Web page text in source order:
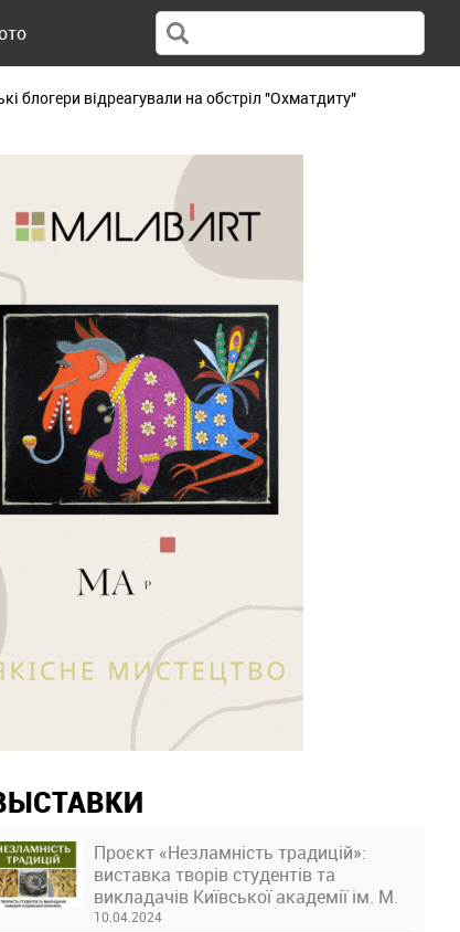
блогери відреагували на обстріл "Охматдиту"
Проєкт «Незламність традицій»:
виставка творів студентів та
викладачів Київської академії ім. М.
Бойчука
10.04.2024